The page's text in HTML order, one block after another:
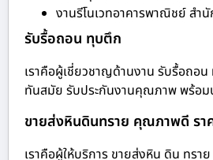
งานรีโนเวทอาคารพาณิชย์ สำนั
รับรื้อถอน ทุบตึก
เราคือผู้เชี่ยวชาญด้านงาน รับรื้อถอ
ทันสมัย รับประกันงานคุณภาพ พร้อ
ขายส่งหินดินทราย คุณภาพดี รา
เราคือผู้ให้บริการ ขายส่งหิน ดิน ทร